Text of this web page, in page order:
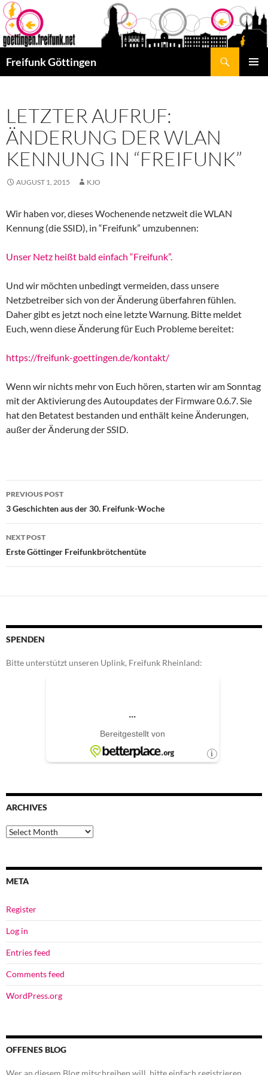
Skip
to
content
Freifunk Göttingen
LETZTER AUFRUF:
ÄNDERUNG DER WLAN
KENNUNG IN “FREIFUNK”
AUGUST 1, 2015 KJO
Wir haben vor, dieses Wochenende netzweit die WLAN
Kennung (die SSID), in “Freifunk” umzubennen:
Unser Netz heißt bald einfach “Freifunk”.
Und wir möchten unbedingt vermeiden, dass unsere
Netzbetreiber sich von der Änderung überfahren fühlen.
Daher gibt es jetzt noch eine letzte Warnung. Bitte meldet
Euch, wenn diese Änderung für Euch Probleme bereitet:
https://freifunk-goettingen.de/kontakt/
Wenn wir nichts mehr von Euch hören, starten wir am Sonntag
mit der Aktivierung des Autoupdates der Firmware 0.6.7. Sie
hat den Betatest bestanden und enthält keine Änderungen,
außer der Änderung der SSID.
Post
navigation
PREVIOUS POST
3 Geschichten aus der 30. Freifunk-Woche
NEXT POST
Erste Göttinger Freifunkbrötchentüte
SPENDEN
Bitte unterstützt unseren Uplink, Freifunk Rheinland:
ARCHIVES
Archives
META
Register
Log in
Entries feed
Comments feed
WordPress.org
OFFENES BLOG
Wer an diesem Blog mitschreiben will, bitte einfach registrieren.